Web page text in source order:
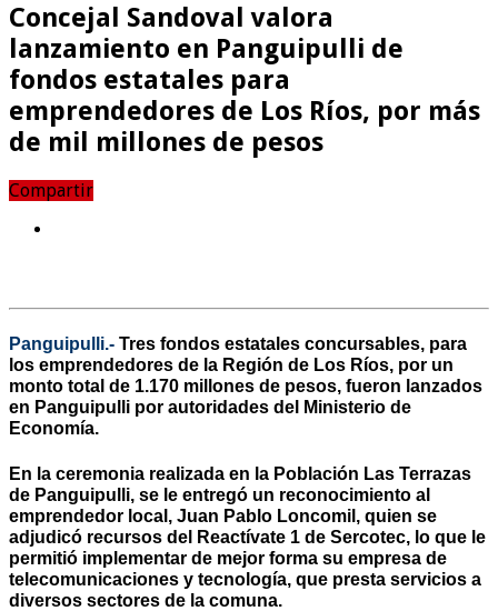
Concejal Sandoval valora
lanzamiento en Panguipulli de
fondos estatales para
emprendedores de Los Ríos, por más
de mil millones de pesos
Compartir
Panguipulli.- Tres fondos estatales concursables, para
los emprendedores de la Región de Los Ríos, por un
monto total de 1.170 millones de pesos, fueron lanzados
en Panguipulli por autoridades del Ministerio de
Economía.
En la ceremonia realizada en la Población Las Terrazas
de Panguipulli, se le entregó un reconocimiento al
emprendedor local, Juan Pablo Loncomil, quien se
adjudicó recursos del Reactívate 1 de Sercotec, lo que le
permitió implementar de mejor forma su empresa de
telecomunicaciones y tecnología, que presta servicios a
diversos sectores de la comuna.